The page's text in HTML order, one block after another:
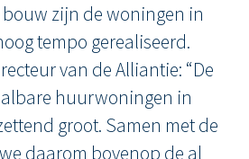
bouw zijn de woningen in
tempo gerealiseerd.
van de Alliantie: “De
huurwoningen in
groot. Samen met de
daarom bovenop de al